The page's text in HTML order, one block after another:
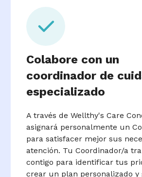
Colabore con un
coordinador de
especializado
A través de Wellthy's Care
asignará personalmente un
para satisfacer mejor sus
atención. Tu Coordinador/a
contigo para identificar tus
crear un plan personalizado y